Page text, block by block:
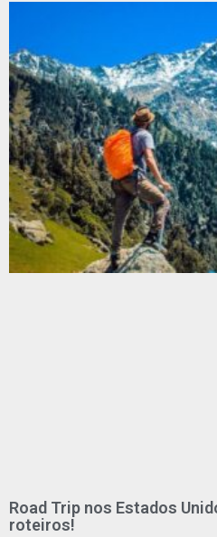
Road Trip nos Estados
roteiros!